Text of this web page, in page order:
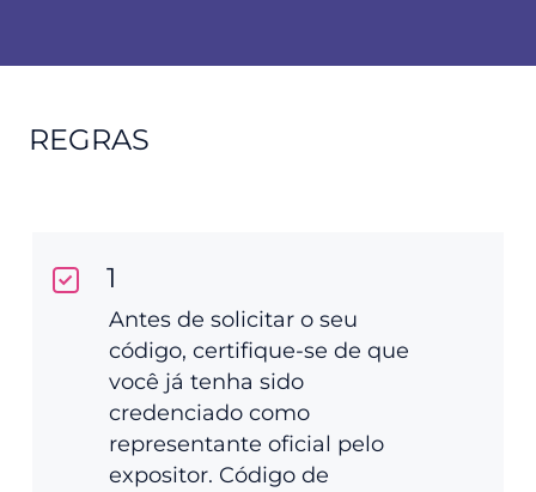
REGRAS
1
Antes de solicitar o seu
código, certifique-se de que
você já tenha sido
credenciado como
representante oficial pelo
expositor. Código de